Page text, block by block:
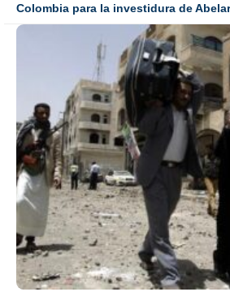
Colombia para la investidura de